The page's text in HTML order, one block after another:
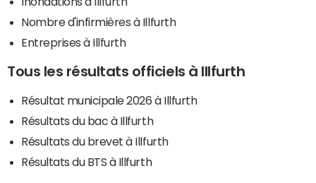
Nombre d'infirmières à Illfurth
Entreprises à Illfurth
Tous les résultats officiels à Illfurth
Résultat municipale 2026 à Illfurth
Résultats du bac à Illfurth
Résultats du brevet à Illfurth
Résultats du BTS à Illfurth